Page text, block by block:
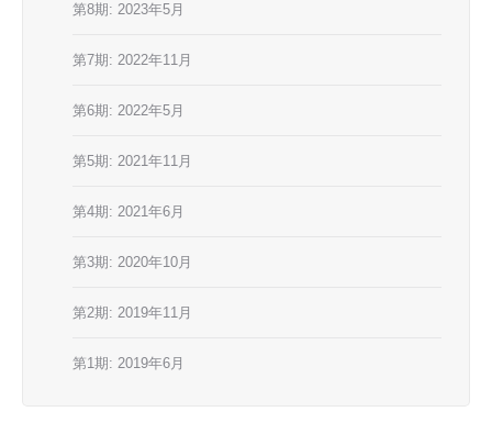
第8期: 2023年5月
第7期: 2022年11月
第6期: 2022年5月
第5期: 2021年11月
第4期: 2021年6月
第3期: 2020年10月
第2期: 2019年11月
第1期: 2019年6月